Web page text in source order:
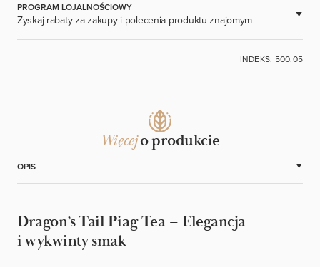
PROGRAM LOJALNOŚCIOWY
Zyskaj rabaty za zakupy i polecenia produktu znajomym
INDEKS: 500.05
Więcejo produkcie
OPIS
Dragon’s Tail Piag Tea – Elegancja
i wykwinty smak